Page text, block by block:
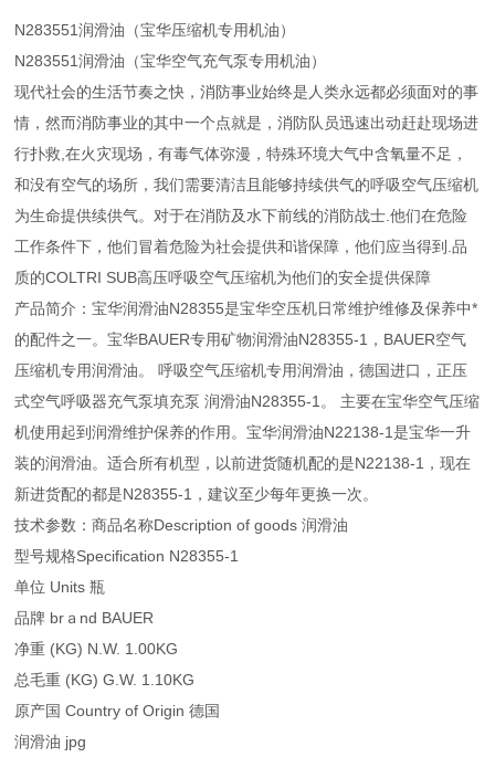
N283551润滑油（宝华压缩机专用机油）
N283551润滑油（宝华空气充气泵专用机油）
现代社会的生活节奏之快，消防事业始终是人类永远都必须面对的事
情，然而消防事业的其中一个点就是，消防队员迅速出动赶赴现场进
行扑救,在火灾现场，有毒气体弥漫，特殊环境大气中含氧量不足，
和没有空气的场所，我们需要清洁且能够持续供气的呼吸空气压缩机
为生命提供续供气。对于在消防及水下前线的消防战士.他们在危险
工作条件下，他们冒着危险为社会提供和谐保障，他们应当得到.品
质的COLTRI SUB高压呼吸空气压缩机为他们的安全提供保障
产品简介：宝华润滑油N28355是宝华空压机日常维护维修及保养中*
的配件之一。宝华BAUER专用矿物润滑油N28355-1，BAUER空气
压缩机专用润滑油。 呼吸空气压缩机专用润滑油，德国进口，正压
式空气呼吸器充气泵填充泵 润滑油N28355-1。 主要在宝华空气压缩
机使用起到润滑维护保养的作用。宝华润滑油N22138-1是宝华一升
装的润滑油。适合所有机型，以前进货随机配的是N22138-1，现在
新进货配的都是N28355-1，建议至少每年更换一次。
技术参数：商品名称Description of goods 润滑油
型号规格Specification N28355-1
单位 Units 瓶
品牌 brａnd BAUER
净重 (KG) N.W. 1.00KG
总毛重 (KG) G.W. 1.10KG
原产国 Country of Origin 德国
润滑油 jpg